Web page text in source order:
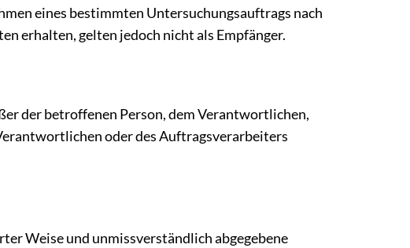
eines bestimmten Untersuchungsauftrags nach
erhalten, gelten jedoch nicht als Empfänger.
der betroffenen Person, dem Verantwortlichen,
oder des Auftragsverarbeiters
Weise und unmissverständlich abgegebene